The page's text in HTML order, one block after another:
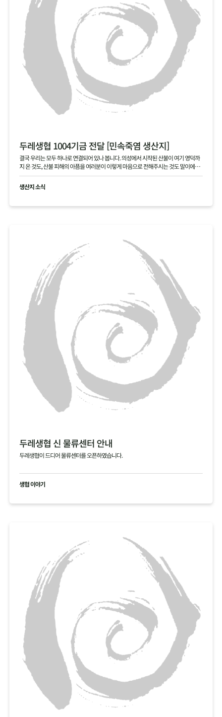
두레생협 1004기금 전달 [민속죽염 생산지]
결국 우리는 모두 하나로 연결되어 있나 봅니다. 의성에서 시작된 산불이 여기 영덕까
지 온 것도, 산불 피해의 아픔을 여러분이 이렇게 마음으로 전해주시는 것도 말이에요.
본의 아니게 걱정을 끼쳐 죄송합니다. 여러분 덕분에 다시 힘을 내겠습니다. 진심으로
고맙습니다.
생산지 소식
두레생협 신 물류센터 안내
두레생협이 드디어 물류센터를 오픈하였습니다.
생협 이야기